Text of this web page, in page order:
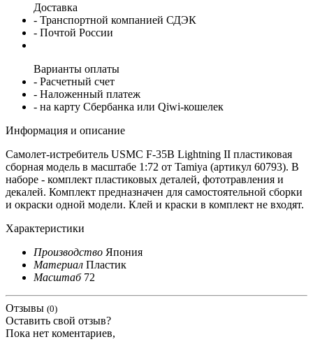
Доставка
- Транспортной компанией СДЭК
- Почтой России
Варианты оплаты
- Расчетный счет
- Наложенный платеж
- на карту Сбербанка или Qiwi-кошелек
Информация и описание
Самолет-истребитель USMC F-35B Lightning II пластиковая
сборная модель в масштабе 1:72 от Tamiya (артикул 60793). В
наборе - комплект пластиковых деталей, фототравления и
декалей. Комплект предназначен для самостоятельной сборки
и окраски одной модели. Клей и краски в комплект не входят.
Характеристики
Производство Япония
Материал Пластик
Масштаб 72
Отзывы (0)
Оставить свой отзыв?
Пока нет коментариев,